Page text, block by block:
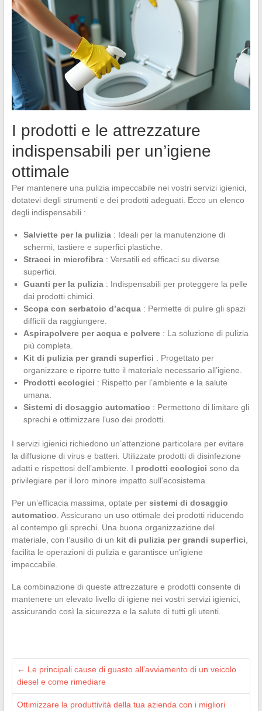
I prodotti e le attrezzature
indispensabili per un’igiene
ottimale
Per mantenere una pulizia impeccabile nei vostri servizi igienici,
dotatevi degli strumenti e dei prodotti adeguati. Ecco un elenco
degli indispensabili :
Salviette per la pulizia: Ideali per la manutenzione di
schermi, tastiere e superfici plastiche.
Stracci in microfibra: Versatili ed efficaci su diverse
superfici.
Guanti per la pulizia: Indispensabili per proteggere la pelle
dai prodotti chimici.
Scopa con serbatoio d’acqua: Permette di pulire gli spazi
difficili da raggiungere.
Aspirapolvere per acqua e polvere: La soluzione di pulizia
più completa.
Kit di pulizia per grandi superfici : Progettato per
organizzare e riporre tutto il materiale necessario all’igiene.
Prodotti ecologici : Rispetto per l’ambiente e la salute
umana.
Sistemi di dosaggio automatico : Permettono di limitare gli
sprechi e ottimizzare l’uso dei prodotti.
I servizi igienici richiedono un’attenzione particolare per evitare
la diffusione di virus e batteri. Utilizzate prodotti di disinfezione
adatti e rispettosi dell’ambiente. I prodotti ecologici sono da
privilegiare per il loro minore impatto sull’ecosistema.
Per un’efficacia massima, optate per sistemi di dosaggio
automatico. Assicurano un uso ottimale dei prodotti riducendo
al contempo gli sprechi. Una buona organizzazione del
materiale, con l’ausilio di un kit di pulizia per grandi superfici,
facilita le operazioni di pulizia e garantisce un’igiene
impeccabile.
La combinazione di queste attrezzature e prodotti consente di
mantenere un elevato livello di igiene nei vostri servizi igienici,
assicurando così la sicurezza e la salute di tutti gli utenti.
← Le principali cause di guasto all’avviamento di un veicolo
diesel e come rimediare
Ottimizzare la produttività della tua azienda con i migliori